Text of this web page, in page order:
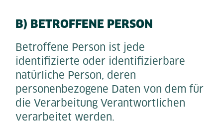
B) BETROFFENE PERSON
Betroffene Person ist jede
identifizierte oder identifizierbare
natürliche Person, deren
personenbezogene Daten von dem für
die Verarbeitung Verantwortlichen
verarbeitet werden.